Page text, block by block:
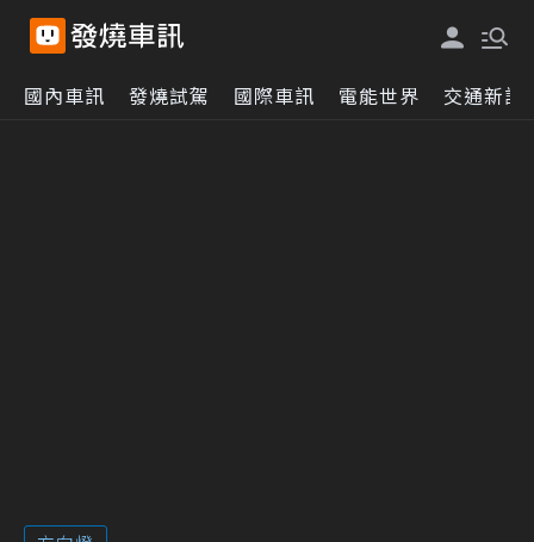
國內車訊 發燒試駕 國際車訊 電能世界 交通新訊